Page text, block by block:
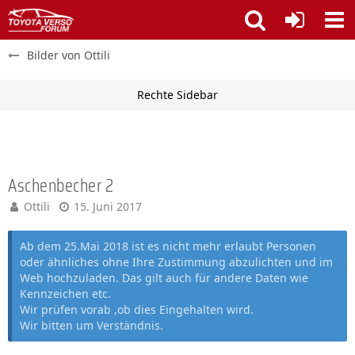
Bilder von Ottili
Aschenbecher 2
Ottili 15. Juni 2017
Ab dem 25.Mai 2018 ist es nicht mehr erlaubt Personen
oder ähnliches ohne Ihre Zustimmung abzulichten und im
Web hochzuladen. Das gilt auch für andere Daten wie
Kennzeichen etc.
Wir prüfen vorab ,ob dies Eingehalten wird.
Wir bitten um Verständnis.